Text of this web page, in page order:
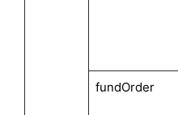
fundOrder